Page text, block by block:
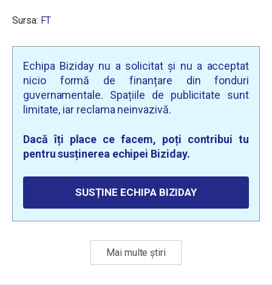
Sursa: FT
Echipa Biziday nu a solicitat și nu a acceptat
nicio formă de finanțare din fonduri
guvernamentale. Spațiile de publicitate sunt
limitate, iar reclama neinvazivă.
Dacă îți place ce facem, poți contribui tu
pentru susținerea echipei Biziday.
SUSȚINE ECHIPA BIZIDAY
Mai multe știri